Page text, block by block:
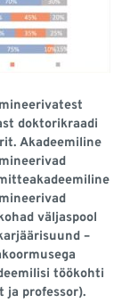
doktorikraadi
Akadeemiline
väljaspool
–
töökohti
ja professor).